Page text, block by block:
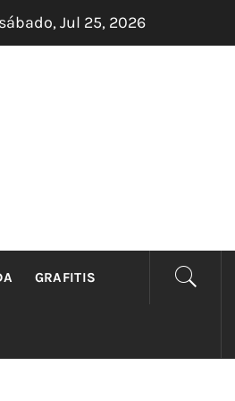
que se ríe de los mandatos
sábado, Jul 25, 2026
GRAFITIS